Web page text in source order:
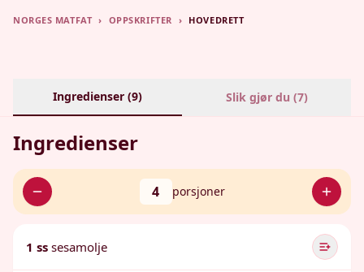
NORGES MATFAT › OPPSKRIFTER › HOVEDRETT
Ingredienser (9) Slik gjør du (7)
Ingredienser
4 porsjoner
1 ss sesamolje